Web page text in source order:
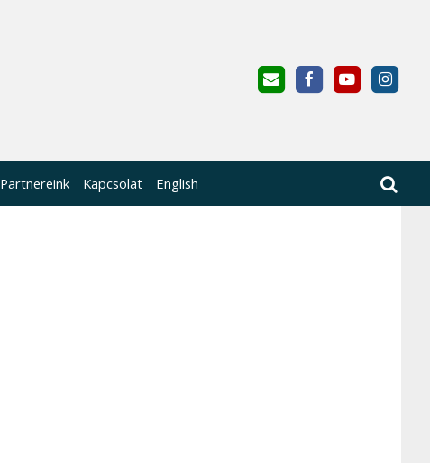
Partnereink Kapcsolat English